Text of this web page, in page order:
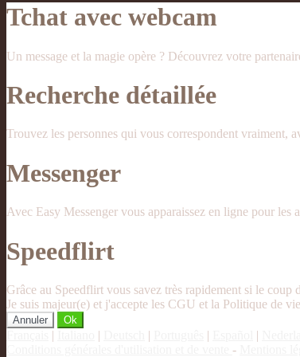
Tchat avec webcam
Un message et la magie opère ? Découvrez votre
Recherche détaillée
Trouvez les personnes qui vous correspondent vraiment,
Messenger
Avec Easy Messenger vous apparaissez en ligne pour les
Speedflirt
Grâce au Speedflirt vous savez très rapidement si le coup
Je suis majeur(e) et j'accepte les CGU et la Politique de
Annuler Ok
| | | | |
-